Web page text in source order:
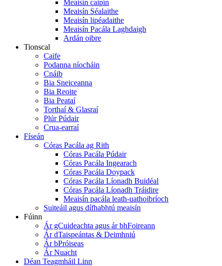
Meaisín caipín
Meaisín Séalaithe
Meaisín lipéadaithe
Meaisín Pacála Laghdaigh
Ardán oibre
Tionscal
Caife
Podanna níocháin
Cnáib
Bia Sneiceanna
Bia Reoite
Bia Peataí
Torthaí & Glasraí
Plúr Púdair
Crua-earraí
Físeán
Córas Pacála ag Rith
Córas Pacála Púdair
Córas Pacála Ingearach
Córas Pacála Doypack
Córas Pacála Líonadh Buidéal
Córas Pacála Líonadh Tráidire
Meaisín pacála leath-uathoibríoch
Suiteáil agus dífhabhtú meaisín
Fúinn
Ár gCuideachta agus ár bhFoireann
Ár dTaispeántas & Deimhniú
Ár bPróiseas
Ár Nuacht
Déan Teagmháil Linn